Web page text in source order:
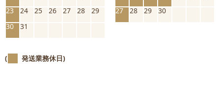
23
24 25 26 27 28
29
30
31
27
28 29 30
( 発送業務休日)